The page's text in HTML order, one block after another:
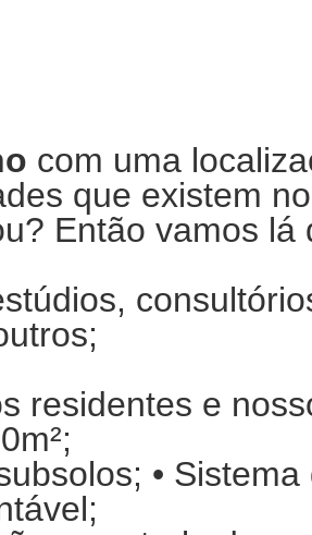
com uma
que existem
Então vamos lá
residentes e
•